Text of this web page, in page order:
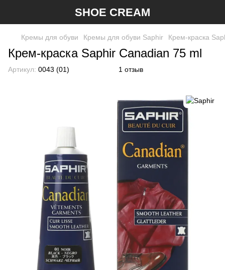
SHOE CREAM
Кремы для обуви Кремы для обуви Saphir Крем-краска
Крем-краска Saphir Canadian 75 ml
Артикул: 0043 (01) 1 отзыв